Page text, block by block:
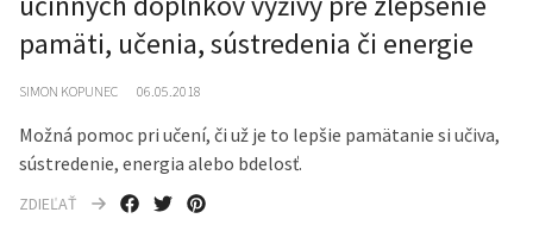
pamäti, učenia, sústredenia či energie
SIMON KOPUNEC 06.05.2018
Možná pomoc pri učení, či už je to lepšie pamätanie si učiva,
sústredenie, energia alebo bdelosť.
ZDIEĽAŤ